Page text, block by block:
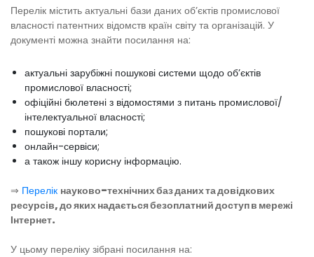
Перелік містить актуальні бази даних об’єктів промислової
власності патентних відомств країн світу та організацій. У
документі можна знайти посилання на:
актуальні зарубіжні пошукові системи щодо об’єктів
промислової власності;
офіційні бюлетені з відомостями з питань промислової/
інтелектуальної власності;
пошукові портали;
онлайн-сервіси;
а також іншу корисну інформацію.
⇒ Перелік науково-технічних баз даних та довідкових
ресурсів, до яких надається безоплатний доступ в мережі
Інтернет.
У цьому переліку зібрані посилання на: